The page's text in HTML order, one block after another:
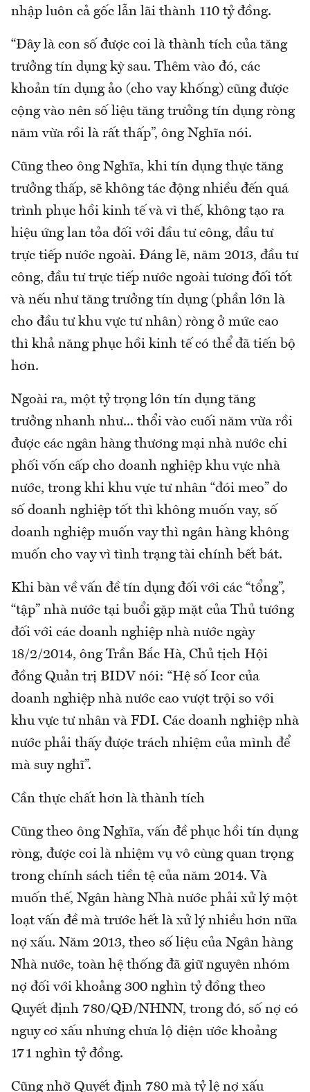
nhập luôn cả gốc lẫn lãi thành 110 tỷ đồng.
“Đây là con số được coi là thành tích của tăng
trưởng tín dụng kỳ sau. Thêm vào đó, các
khoản tín dụng ảo (cho vay khống) cũng được
cộng vào nên số liệu tăng trưởng tín dụng ròng
năm vừa rồi là rất thấp”, ông Nghĩa nói.
Cũng theo ông Nghĩa, khi tín dụng thực tăng
trưởng thấp, sẽ không tác động nhiều đến quá
trình phục hồi kinh tế và vì thế, không tạo ra
hiệu ứng lan tỏa đối với đầu tư công, đầu tư
trực tiếp nước ngoài. Đáng lẽ, năm 2013, đầu tư
công, đầu tư trực tiếp nước ngoài tương đối tốt
và nếu như tăng trưởng tín dụng (phần lớn là
cho đầu tư khu vực tư nhân) ròng ở mức cao
thì khả năng phục hồi kinh tế có thể đã tiến bộ
hơn.
Ngoài ra, một tỷ trọng lớn tín dụng tăng
trưởng nhanh như... thổi vào cuối năm vừa rồi
được các ngân hàng thương mại nhà nước chi
phối vốn cấp cho doanh nghiệp khu vực nhà
nước, trong khi khu vực tư nhân “đói meo” do
số doanh nghiệp tốt thì không muốn vay, số
doanh nghiệp muốn vay thì ngân hàng không
muốn cho vay vì tình trạng tài chính bết bát.
Khi bàn về vấn đề tín dụng đối với các “tổng”,
“tập” nhà nước tại buổi gặp mặt của Thủ tướng
đối với các doanh nghiệp nhà nước ngày
18/2/2014, ông Trần Bắc Hà, Chủ tịch Hội
đồng Quản trị BIDV nói: “Hệ số Icor của
doanh nghiệp nhà nước cao vượt trội so với
khu vực tư nhân và FDI. Các doanh nghiệp nhà
nước phải thấy được trách nhiệm của mình để
mà suy nghĩ”.
Cần thực chất hơn là thành tích
Cũng theo ông Nghĩa, vấn đề phục hồi tín dụng
ròng, được coi là nhiệm vụ vô cùng quan trọng
trong chính sách tiền tệ của năm 2014. Và
muốn thế, Ngân hàng Nhà nước phải xử lý một
loạt vấn đề mà trước hết là xử lý nhiều hơn nữa
nợ xấu. Năm 2013, theo số liệu của Ngân hàng
Nhà nước, toàn hệ thống đã giữ nguyên nhóm
nợ đối với khoảng 300 nghìn tỷ đồng theo
Quyết định 780/QĐ/NHNN, trong đó, số nợ có
nguy cơ xấu nhưng chưa lộ diện ước khoảng
171 nghìn tỷ đồng.
Cũng nhờ Quyết định 780 mà tỷ lệ nợ xấu